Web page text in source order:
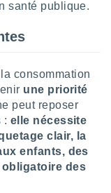
santé publique.
consommation
une priorité
peut reposer
: elle nécessite
clair, la
enfants, des
des